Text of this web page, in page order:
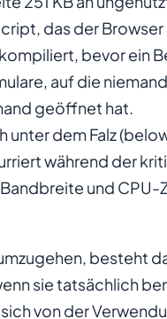
das der Browser
bevor ein
auf die
geöffnet hat.
dem Falz
während der
und CPU-
besteht
sie tatsächlich
von der